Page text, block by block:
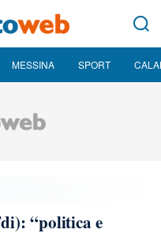
MESSINA SPORT
“politica e